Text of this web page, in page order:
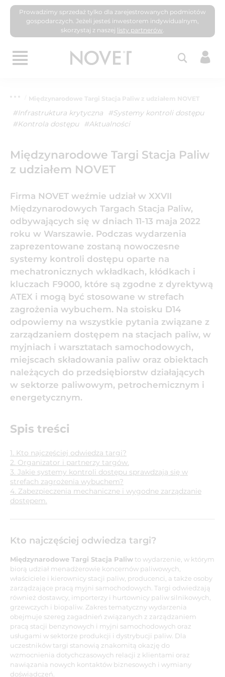
Prowadzimy sprzedaż tylko dla zarejestrowanych podmiotów
gospodarczych. Jeżeli jesteś inwestorem indywidualnym,
skorzystaj z naszej listy partnerów.
Międzynarodowe Targi Stacja Paliw z udziałem NOVET
#Infrastruktura krytyczna
#Systemy kontroli dostępu
#Kontrola dostępu
#Aktualności
Międzynarodowe Targi Stacja Paliw
z udziałem NOVET
Firma NOVET weźmie udział w XXVII
Międzynarodowych Targach Stacja Paliw,
odbywających się w dniach 11-13 maja 2022
roku w Warszawie. Podczas wydarzenia
zaprezentowane zostaną nowoczesne
systemy kontroli dostępu oparte na
mechatronicznych wkładkach, kłódkach i
kluczach F9000, które są zgodne z dyrektywą
ATEX i mogą być stosowane w strefach
zagrożenia wybuchem. Na stoisku D14
odpowiemy na wszystkie pytania związane z
zarządzaniem dostępem na stacjach paliw, w
myjniach i warsztatach samochodowych,
miejscach składowania paliw oraz obiektach
należących do przedsiębiorstw działających
w sektorze paliwowym, petrochemicznym i
energetycznym.
Spis treści
1. Kto najczęściej odwiedza targi?
2. Organizator i partnerzy targów.
3. Jakie systemy kontroli dostępu sprawdzają się w
strefach zagrożenia wybuchem?
4. Zabezpieczenia mechaniczne i wygodne zarządzanie
dostępem.
Kto najczęściej odwiedza targi?
Międzynarodowe Targi Stacja Paliwto wydarzenie, w którym
biorą udział menadżerowie koncernów paliwowych,
właściciele i kierownicy stacji paliw, producenci, a także osoby
zarządzające pracą myjni samochodowych. Targi odwiedzają
również dostawcy, importerzy i hurtownicy paliw silnikowych,
grzewczych i biopaliw. Zakres tematyczny wydarzenia
obejmuje szereg zagadnień związanych z zarządzaniem
pracą stacji benzynowych i myjni samochodowych oraz
usługami w sektorze produkcji i dystrybucji paliw. Dla
uczestników targi stanowią znakomitą okazję do
wzmocnienia dotychczasowych relacji z klientami oraz
nawiązania nowych kontaktów biznesowych i wymiany
doświadczeń.